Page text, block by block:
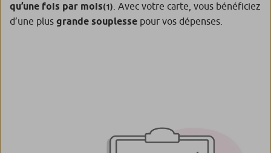
qu’une fois par mois(1) . Avec votre carte, vous bénéficiez
d’une plus grande souplesse pour vos dépenses.